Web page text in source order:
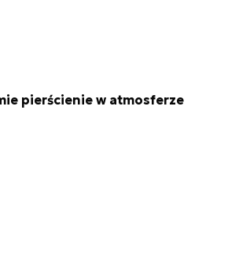
pierścienie w atmosferze